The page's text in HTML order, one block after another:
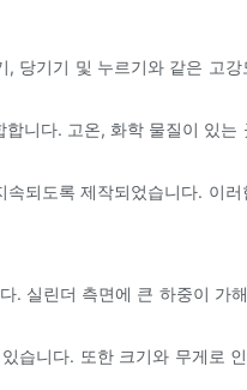
당기기 및 누르기와 같은 고
니다. 고온, 화학 물질이 있는
되도록 제작되었습니다. 이
. 실린더 측면에 큰 하중이 가
습니다. 또한 크기와 무게로